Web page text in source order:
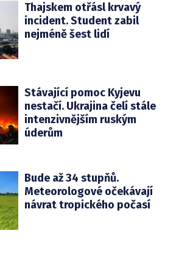
Thajskem otřásl krvavý
incident. Student zabil
nejméně šest lidí
Stávající pomoc Kyjevu
nestačí. Ukrajina čelí stále
intenzivnějším ruským
úderům
Bude až 34 stupňů.
Meteorologové očekávají
návrat tropického počasí